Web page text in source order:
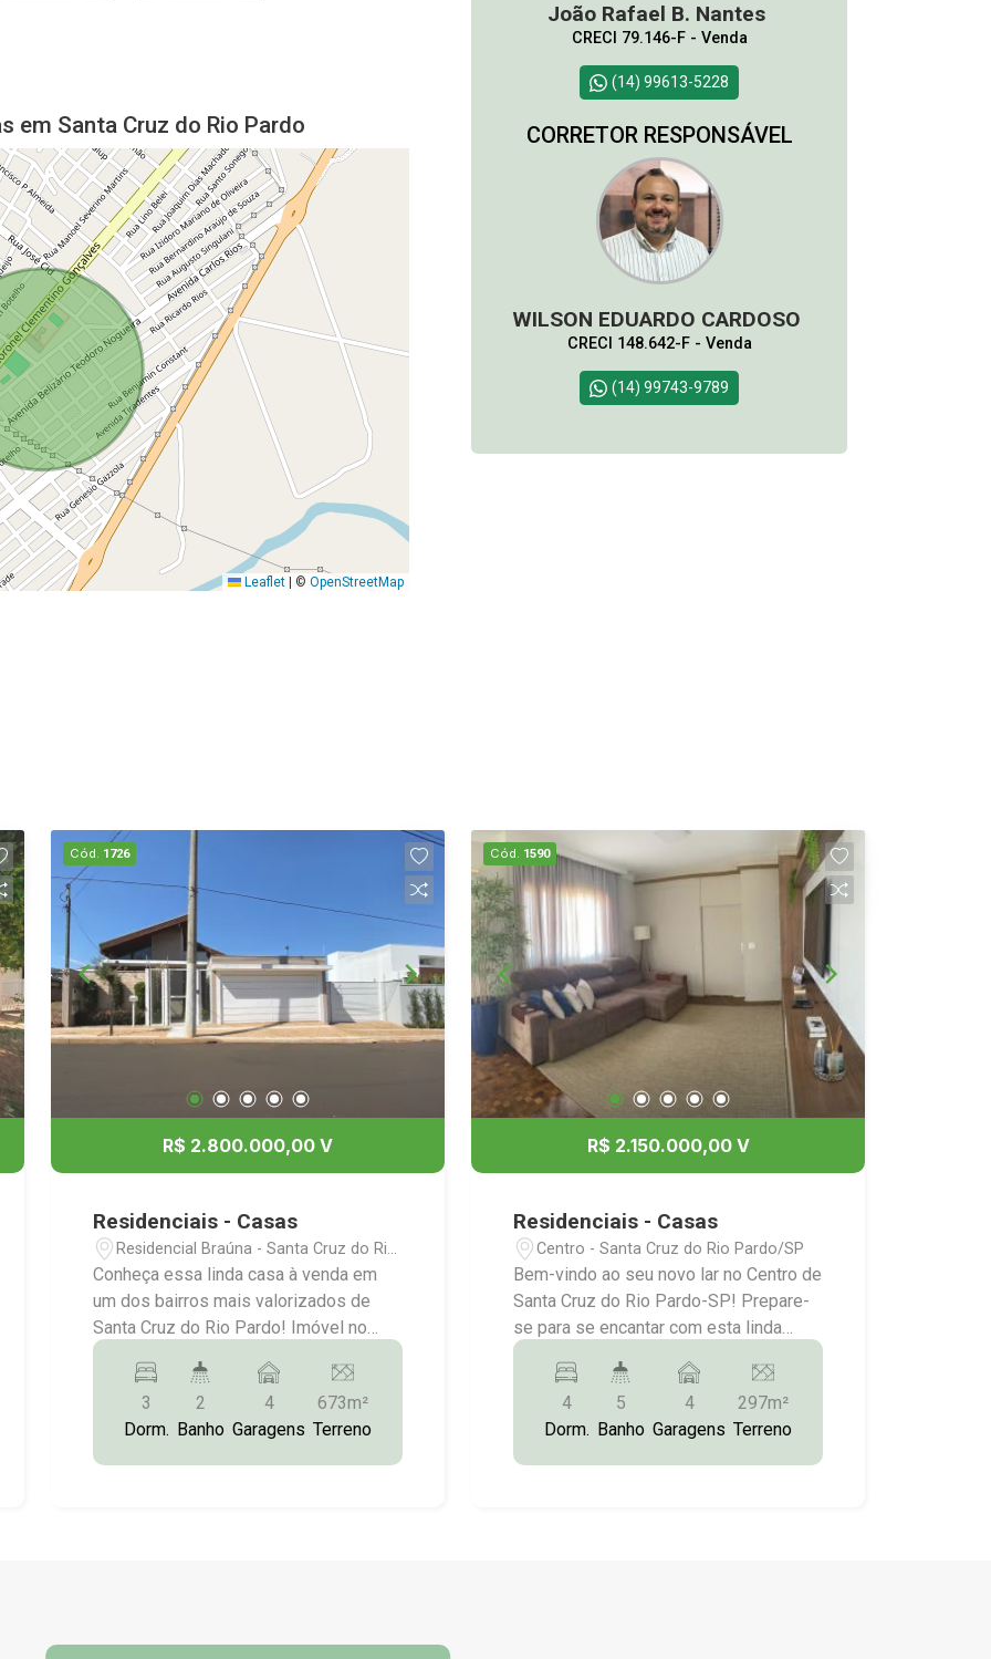
em Santa Cruz do Rio Pardo
Leaflet © OpenStreetMap
João Rafael B. Nantes
CRECI 79.146-F - Venda
(14) 99613-5228
CORRETOR RESPONSÁVEL
WILSON EDUARDO CARDOSO
CRECI 148.642-F - Venda
(14) 99743-9789
Cód. 1726
R$ 2.800.000,00 V
Residenciais - Casas
Residencial Braúna - Santa Cruz do Rio
Pardo/SP
Conheça essa linda casa à venda em
um dos bairros mais valorizados de
Santa Cruz do Rio Pardo! Imóvel no
Residencial Braúna, com 3 dormitórios,
sendo 1 suíte com closet e jardim
privativo, sala ampla de TV, cozinha
planejada, lavanderia coberta, área
gourmet contendo churrasqueira,
99743-9789 (Eduardo) /
3
Dorm.
2
Banho
4
Garagens
673m²
Terreno
Cód. 1590
R$ 2.150.000,00 V
Residenciais - Casas
Centro - Santa Cruz do Rio Pardo/SP
Bem-vindo ao seu novo lar no Centro de
Santa Cruz do Rio Pardo-SP! Prepare-
se para se encantar com esta linda
casa, que oferece tudo o que você
precisa para uma vida tranquila e
confortável. Com um terreno espaçoso
de 297,30 m² e uma construção de
450,00 m², esta casa é o lar perfeito
4
Dorm.
5
Banho
4
Garagens
297m²
Terreno